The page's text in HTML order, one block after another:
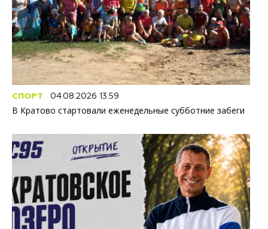
СПОРТ 04.08.2026 13:59
В Кратово стартовали еженедельные субботние забеги